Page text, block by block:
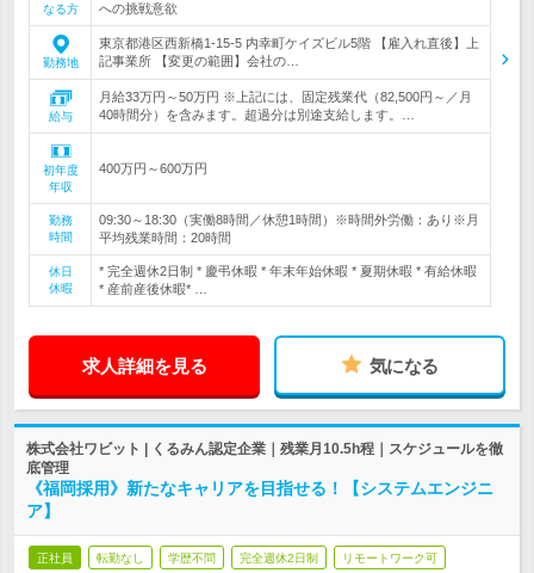
なる方
への挑戦意欲
勤務地
東京都港区西新橋1-15-5 内幸町ケイズビル5階 【雇入れ直後】上
記事業所 【変更の範囲】会社の…
給与
月給33万円～50万円 ※上記には、固定残業代（82,500円～／月
40時間分）を含みます。超過分は別途支給します。…
初年度
年収
400万円～600万円
勤務
時間
09:30～18:30（実働8時間／休憩1時間）※時間外労働：あり※月
平均残業時間：20時間
休日
休暇
* 完全週休2日制 * 慶弔休暇 * 年末年始休暇 * 夏期休暇 * 有給休暇
* 産前産後休暇* …
求人詳細を見る 気になる
株式会社ワビット | くるみん認定企業｜残業月10.5h程｜スケジュールを徹
底管理
《福岡採用》新たなキャリアを目指せる！【システムエンジニ
ア】
正社員 転勤なし 学歴不問 完全週休2日制 リモートワーク可